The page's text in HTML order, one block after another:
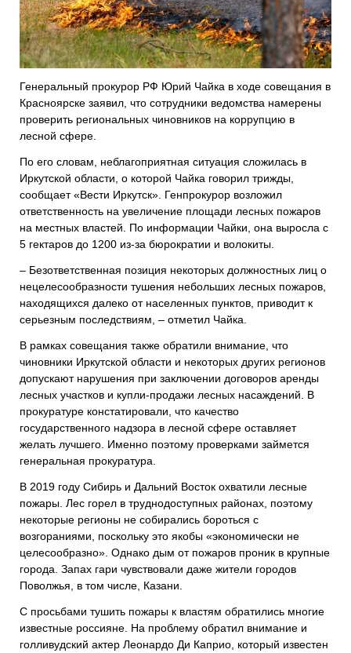
Генеральный прокурор РФ Юрий Чайка в ходе совещания в
Красноярске заявил, что сотрудники ведомства намерены
проверить региональных чиновников на коррупцию в
лесной сфере.
По его словам, неблагоприятная ситуация сложилась в
Иркутской области, о которой Чайка говорил трижды,
сообщает «Вести Иркутск». Генпрокурор возложил
ответственность на увеличение площади лесных пожаров
на местных властей. По информации Чайки, она выросла с
5 гектаров до 1200 из-за бюрократии и волокиты.
– Безответственная позиция некоторых должностных лиц о
нецелесообразности тушения небольших лесных пожаров,
находящихся далеко от населенных пунктов, приводит к
серьезным последствиям, – отметил Чайка.
В рамках совещания также обратили внимание, что
чиновники Иркутской области и некоторых других регионов
допускают нарушения при заключении договоров аренды
лесных участков и купли-продажи лесных насаждений. В
прокуратуре констатировали, что качество
государственного надзора в лесной сфере оставляет
желать лучшего. Именно поэтому проверками займется
генеральная прокуратура.
В 2019 году Сибирь и Дальний Восток охватили лесные
пожары. Лес горел в труднодоступных районах, поэтому
некоторые регионы не собирались бороться с
возгораниями, поскольку это якобы «экономически не
целесообразно». Однако дым от пожаров проник в крупные
города. Запах гари чувствовали даже жители городов
Поволжья, в том числе, Казани.
С просьбами тушить пожары к властям обратились многие
известные россияне. На проблему обратил внимание и
голливудский актер Леонардо Ди Каприо, который известен